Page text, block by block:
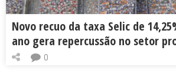
Novo recuo da taxa Selic de
ano gera repercussão no setor
0